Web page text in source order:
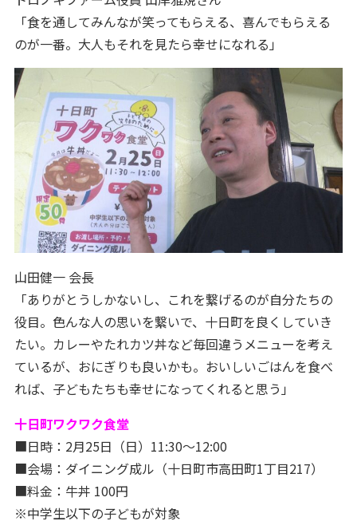
「食を通してみんなが笑ってもらえる、喜んでもらえる
のが一番。大人もそれを見たら幸せになれる」
山田健一 会長
「ありがとうしかないし、これを繋げるのが自分たちの
役目。色んな人の思いを繋いで、十日町を良くしていき
たい。カレーやたれカツ丼など毎回違うメニューを考え
ているが、おにぎりも良いかも。おいしいごはんを食べ
れば、子どもたちも幸せになってくれると思う」
十日町ワクワク食堂
■日時：2月25日（日）11:30～12:00
■会場：ダイニング成ル（十日町市高田町1丁目217）
■料金：牛丼 100円
※中学生以下の子どもが対象